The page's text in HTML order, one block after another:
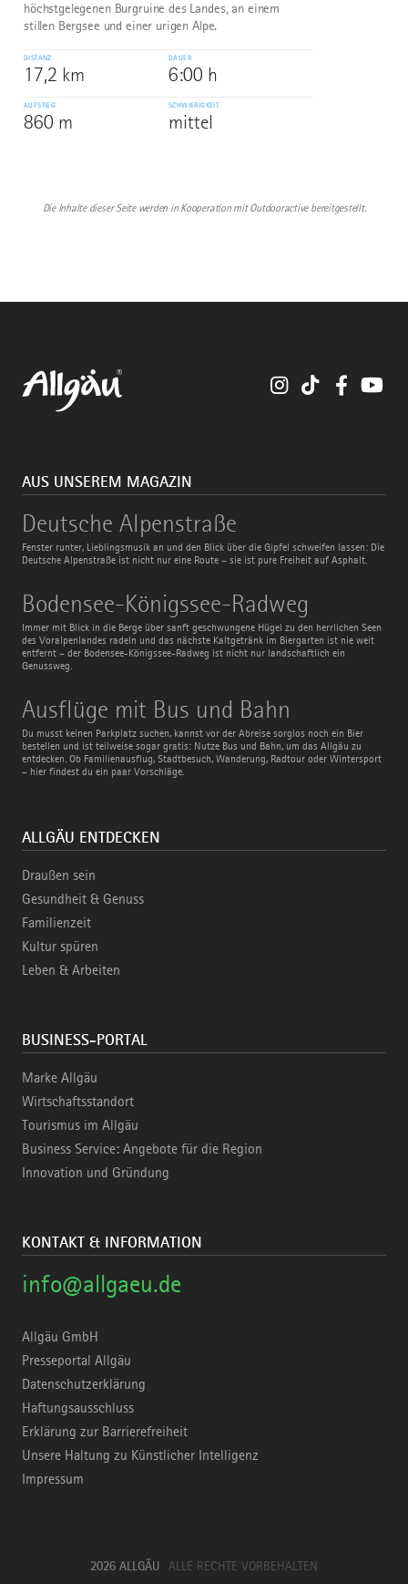
höchstgelegenen Burgruine des Landes, an einem
stillen Bergsee und einer urigen Alpe.
DISTANZ
17,2 km
DAUER
6:00 h
AUFSTIEG
860 m
SCHWIERIGKEIT
mittel
Die Inhalte dieser Seite werden in Kooperation mit Outdooractive bereitgestellt.
InstagramTikTok
AUS UNSEREM MAGAZIN
Deutsche Alpenstraße
Fenster runter, Lieblingsmusik an und den Blick über die Gipfel schweifen lassen: Die
Deutsche Alpenstraße ist nicht nur eine Route – sie ist pure Freiheit auf Asphalt.
Deutsche
Alpenstraße
Bodensee-Königssee-Radweg
Immer mit Blick in die Berge über sanft geschwungene Hügel zu den herrlichen Seen
des Voralpenlandes radeln und das nächste Kaltgetränk im Biergarten ist nie weit
entfernt – der Bodensee-Königssee-Radweg ist nicht nur landschaftlich ein
Genussweg.
Bodensee-
Königssee-
Radweg
Ausflüge mit Bus und Bahn
Du musst keinen Parkplatz suchen, kannst vor der Abreise sorglos noch ein Bier
bestellen und ist teilweise sogar gratis: Nutze Bus und Bahn, um das Allgäu zu
entdecken. Ob Familienausflug, Stadtbesuch, Wanderung, Radtour oder Wintersport
– hier findest du ein paar Vorschläge.
Ausflüge
mit
Bus
und
Bahn
ALLGÄU ENTDECKEN
Draußen sein
Gesundheit & Genuss
Familienzeit
Kultur spüren
Leben & Arbeiten
BUSINESS-PORTAL
Marke Allgäu
Wirtschaftsstandort
Tourismus im Allgäu
Business Service: Angebote für die Region
Innovation und Gründung
KONTAKT & INFORMATION
info@allgaeu.de
Allgäu GmbH
Presseportal Allgäu
Datenschutzerklärung
Haftungsausschluss
Erklärung zur Barrierefreiheit
Unsere Haltung zu Künstlicher Intelligenz
Impressum
2026 ALLGÄU ALLE RECHTE VORBEHALTEN